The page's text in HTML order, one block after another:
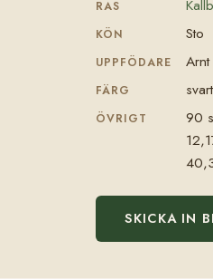
RAS
KÖN Sto
UPPFÖDARE
FÄRG
ÖVRIGT
90
SKICKA IN